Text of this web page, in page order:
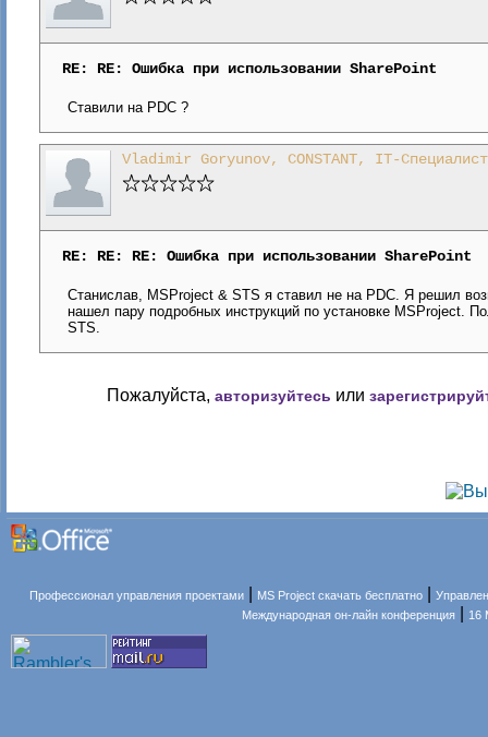
RE: RE: Ошибка при использовании SharePoint
Ставили на PDC ?
Vladimir Goryunov, CONSTANT, IT-Специалист
RE: RE: RE: Ошибка при использовании SharePoint
Станислав, MSProject & STS я ставил не на PDC. Я решил
нашел пару подробных инструкций по установке MSProject.
STS.
Пожалуйста, авторизуйтесь или
Профессионал управления проектами MS Project скачать бесплатно |
Международная он-лайн конференция
16